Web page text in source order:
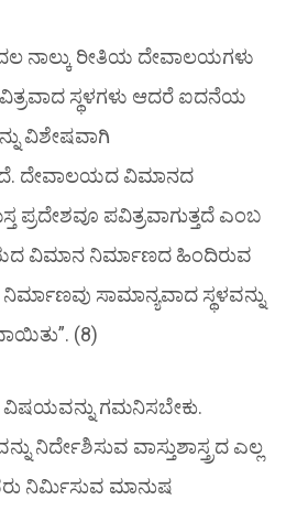
ನಾಲ್ಕು ರೀತಿಯ ದೇವಾಲಯಗಳು
ಸ್ಥಳಗಳು ಆದರೆ ಐದನೆಯ
ವಿಶೇಷವಾಗಿ
ದೇವಾಲಯದ ವಿಮಾನದ
ಪ್ರದೇಶವೂ ಪವಿತ್ರವಾಗುತ್ತದೆ ಎಂಬ
ವಿಮಾನ ನಿರ್ಮಾಣದ ಹಿಂದಿರುವ
ಸಾಮಾನ್ಯವಾದ ಸ್ಥಳವನ್ನು
(8)
ವಿಷಯವನ್ನು ಗಮನಿಸಬೇಕು.
ನಿರ್ದೇಶಿಸುವ ವಾಸ್ತುಶಾಸ್ತ್ರದ ಎಲ್ಲ
ನಿರ್ಮಿಸುವ ಮಾನುಷ